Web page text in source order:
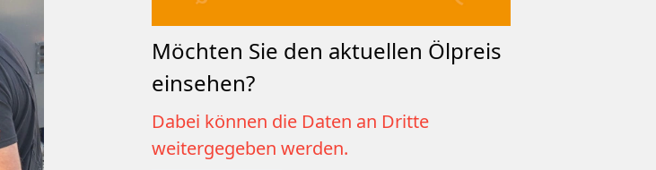
Möchten Sie den aktuellen Ölpreis
einsehen?
Dabei können die Daten an Dritte
weitergegeben werden.